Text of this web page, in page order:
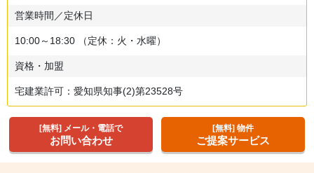
営業時間／定休日
10:00～18:30 （定休：火・水曜）
資格・加盟
宅建業許可：愛知県知事(2)第23528号
[無料] メール・電話で
お問い合わせ
[無料] 物件
ご提案サービス